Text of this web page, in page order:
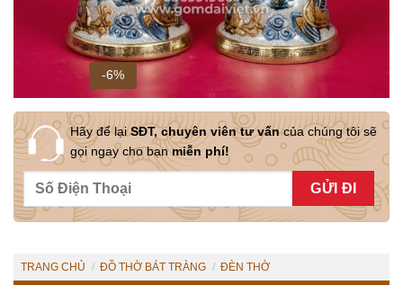
-6%
Hãy để lạiSĐT, chuyên viên tư vấncủa chúng tôi sẽ
gọi ngay cho bạnmiễn phí!
TRANG CHỦ / ĐỒ THỜ BÁT TRÀNG / ĐÈN THỜ